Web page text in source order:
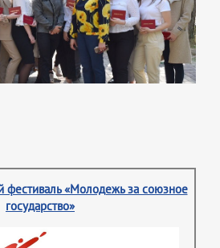
«Молодежь за союзное
государство»